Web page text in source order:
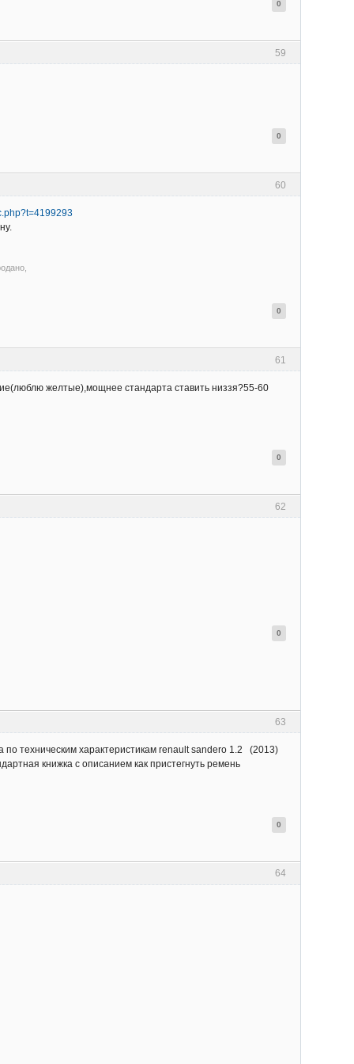
0
59
0
60
0
61
желтые),мощнее стандарта ставить низзя?55-60
0
62
0
63
техническим характеристикам renault sandero 1.2 (2013)
книжка с описанием как пристегнуть ремень
0
64